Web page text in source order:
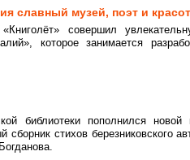
славный музей, поэт и
совершил
которое занимается
библиотеки пополнился
сборник стихов березниковского